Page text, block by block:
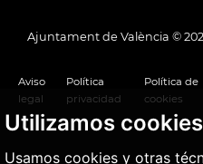
Utilizamos cookies
Usamos cookies y otras
Ajuntament de València ©
Aviso
legal
Política
privacidad
Política de
cookies